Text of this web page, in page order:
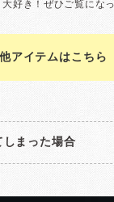
アイテムはこちら
まった場合